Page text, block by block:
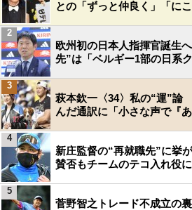
との「ずっと仲良く」「に
欧州初の日本人指揮官誕生
先”は「ベルギー1部の日系
2
萩本欽一〈34〉私の“運”
んだ通訳に「小さな声で『あ
3
新庄監督の“再就職先”に挙
賛否もチームのテコ入れ役
4
菅野智之トレード不成立の
5